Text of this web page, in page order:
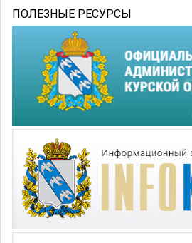
ПОЛЕЗНЫЕ РЕСУРСЫ